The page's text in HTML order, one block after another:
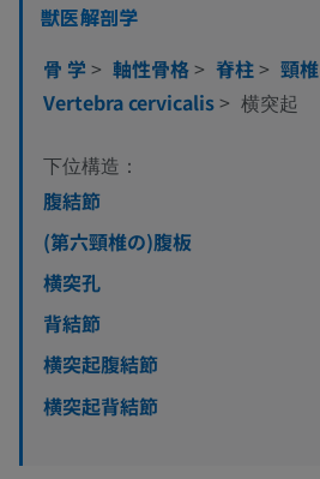
獣医解剖学
骨 学 > 軸性骨格> 脊柱> 頸椎
Vertebra cervicalis> 横突起
下位構造：
腹結節
(第六頸椎の)腹板
横突孔
背結節
横突起腹結節
横突起背結節